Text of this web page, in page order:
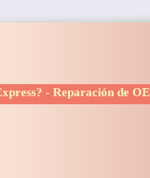
- Reparación de